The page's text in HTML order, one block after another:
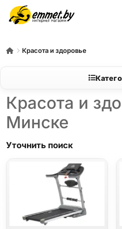
Красота и здоровье
Красота и
Минске
Беговые дорожкиВелотренажеры
Уточнить поиск